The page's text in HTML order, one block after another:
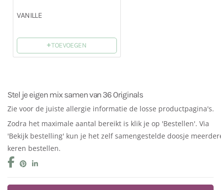
VANILLE
+TOEVOEGEN
Stel je eigen mix samen van 36 Originals
Zie voor de juiste allergie informatie de losse productpagina's.
Zodra het maximale aantal bereikt is klik je op 'Bestellen'. Via
'Bekijk bestelling' kun je het zelf samengestelde doosje
keren bestellen.